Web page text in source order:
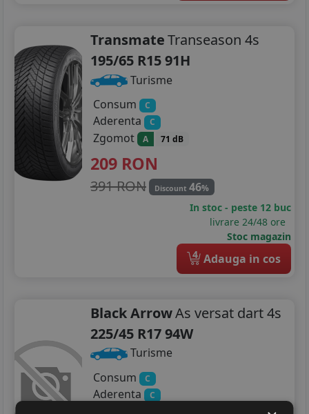
TransmateTranseason 4s
195/65 R15 91H
Turisme
Consum
C
Aderenta C
Zgomot A 71 dB
209 RON
391 RON Discount 46%
In stoc - peste 12 buc
livrare 24/48 ore
Stoc magazin
4 Adauga in cos
Black ArrowAs versat dart 4s
225/45 R17 94W
Turisme
Consum
C
Aderenta C